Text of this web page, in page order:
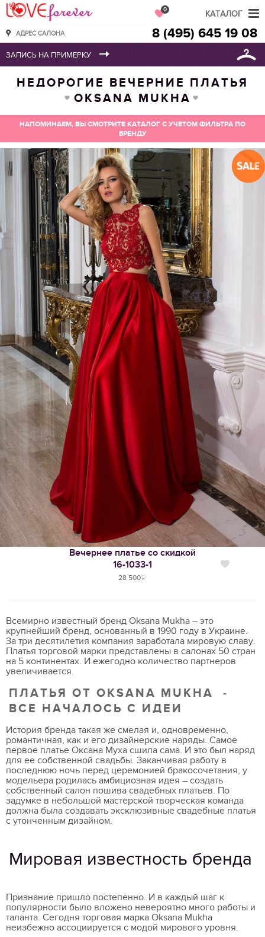
Love Forever
АДРЕС САЛОНА
0
8 (495) 645 19 08
НЕДОРОГИЕ ВЕЧЕРНИЕ ПЛАТЬЯ
OKSANA MUKHA
НАПОМИНАЕМ, ВЫ СМОТРИТЕ КАТАЛОГ С УЧЕТОМ ФИЛЬТРА ПО
БРЕНДУ
Вечернее платье со скидкой
16-1033-1
28 500
Всемирно известный бренд Oksana Mukha – это
крупнейший бренд, основанный в 1990 году в Украине.
За три десятилетия компания заработала мировую славу.
Платья торговой марки представлены в салонах 50 стран
на 5 континентах. И ежегодно количество партнеров
увеличивается.
ПЛАТЬЯ ОТ OKSANA MUKHA -
ВСЕ НАЧАЛОСЬ С ИДЕИ
История бренда такая же смелая и, одновременно,
романтичная, как и его дизайнерские наряды. Самое
первое платье Оксана Муха сшила сама. И это был наряд
для ее собственной свадьбы. Заканчивая работу в
последнюю ночь перед церемонией бракосочетания, у
модельера родилась амбициозная идея – создать
собственный салон пошива свадебных платьев. По
задумке в небольшой мастерской творческая команда
должна была создавать эксклюзивные свадебные платья
с утонченным дизайном.
Мировая известность бренда
Признание пришло постепенно. И в каждый шаг к
популярности было вложено невероятно много работы и
таланта. Сегодня торговая марка Oksana Mukha
неизбежно ассоциируется с модой мирового уровня.
КАТАЛОГ